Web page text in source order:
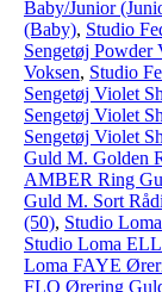
Baby/Junior
(Baby), Studio
Sengetøj Powder
Voksen, Studio
Sengetøj Violet
Sengetøj Violet
Sengetøj Violet
Guld M. Golden
AMBER Ring
Guld M. Sort
(50), Studio
Studio Loma
Loma FAYE
FLO Ørering